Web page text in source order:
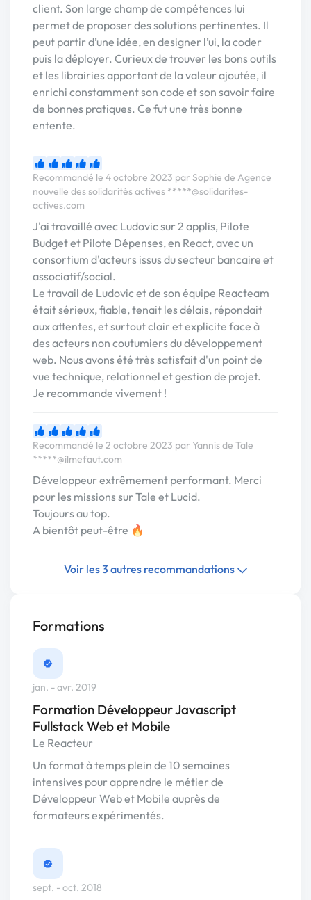
client. Son large champ de compétences lui
permet de proposer des solutions pertinentes. Il
peut partir d’une idée, en designer l’ui, la coder
puis la déployer. Curieux de trouver les bons outils
et les librairies apportant de la valeur ajoutée, il
enrichi constamment son code et son savoir faire
de bonnes pratiques. Ce fut une très bonne
entente.
Recommandé le 4 octobre 2023 par Sophie de Agence
nouvelle des solidarités actives *****@solidarites-
actives.com
J'ai travaillé avec Ludovic sur 2 applis, Pilote
Budget et Pilote Dépenses, en React, avec un
consortium d'acteurs issus du secteur bancaire et
associatif/social.
Le travail de Ludovic et de son équipe Reacteam
était sérieux, fiable, tenait les délais, répondait
aux attentes, et surtout clair et explicite face à
des acteurs non coutumiers du développement
web. Nous avons été très satisfait d'un point de
vue technique, relationnel et gestion de projet.
Je recommande vivement !
Recommandé le 2 octobre 2023 par Yannis de Tale
*****@ilmefaut.com
Développeur extrêmement performant. Merci
pour les missions sur Tale et Lucid.
Toujours au top.
A bientôt peut-être 🔥
Voir les 3 autres recommandations
Formations
jan. - avr. 2019
Formation Développeur Javascript
Fullstack Web et Mobile
Le Reacteur
Un format à temps plein de 10 semaines
intensives pour apprendre le métier de
Développeur Web et Mobile auprès de
formateurs expérimentés.
sept. - oct. 2018